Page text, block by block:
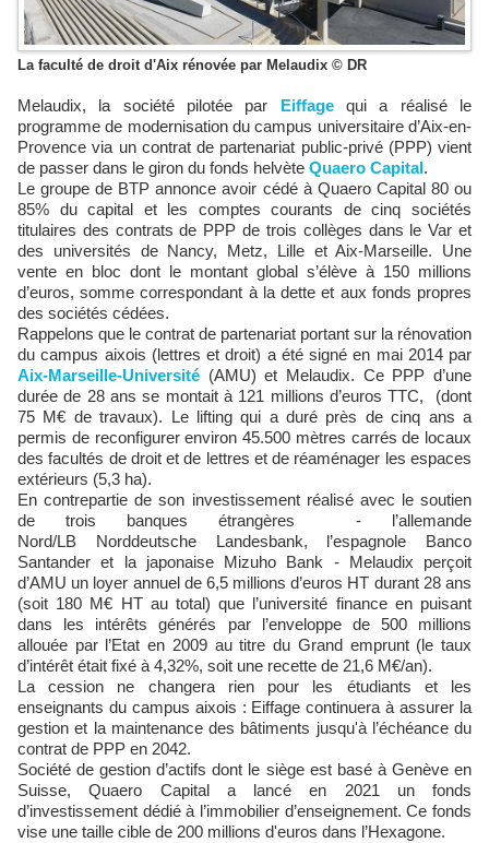
La faculté de droit d'Aix rénovée par Melaudix © DR
Melaudix, la société pilotée par Eiffagequi a réalisé le
programme de modernisation du campus universitaire d’Aix-en-
Provence via un contrat de partenariat public-privé (PPP) vient
de passer dans le giron du fonds helvète Quaero Capital.
Le groupe de BTP annonce avoir cédé à Quaero Capital 80 ou
85% du capital et les comptes courants de cinq sociétés
titulaires des contrats de PPP de trois collèges dans le Var et
des universités de Nancy, Metz, Lille et Aix-Marseille. Une
vente en bloc dont le montant global s’élève à 150 millions
d’euros, somme correspondant à la dette et aux fonds propres
des sociétés cédées.
Rappelons que le contrat de partenariat portant sur la rénovation
du campus aixois (lettres et droit) a été signé en mai 2014 par
Aix-Marseille-Université (AMU) et Melaudix. Ce PPP d’une
durée de 28 ans se montait à 121 millions d’euros TTC, (dont
75 M€ de travaux). Le lifting qui a duré près de cinq ans a
permis de reconfigurer environ 45.500 mètres carrés de locaux
des facultés de droit et de lettres et de réaménager les espaces
extérieurs (5,3 ha).
En contrepartie de son investissement réalisé avec le soutien
de trois banques étrangères - l’allemande
Nord/LB Norddeutsche Landesbank, l’espagnole Banco
Santander et la japonaise Mizuho Bank - Melaudix perçoit
d’AMU un loyer annuel de 6,5 millions d’euros HT durant 28 ans
(soit 180 M€ HT au total) que l’université finance en puisant
dans les intérêts générés par l’enveloppe de 500 millions
allouée par l’Etat en 2009 au titre du Grand emprunt (le taux
d’intérêt était fixé à 4,32%, soit une recette de 21,6 M€/an).
La cession ne changera rien pour les étudiants et les
enseignants du campus aixois : Eiffage continuera à assurer la
gestion et la maintenance des bâtiments jusqu'à l’échéance du
contrat de PPP en 2042.
Société de gestion d’actifs dont le siège est basé à Genève en
Suisse, Quaero Capital a lancé en 2021 un fonds
d’investissement dédié à l’immobilier d’enseignement. Ce fonds
vise une taille cible de 200 millions d'euros dans l’Hexagone.